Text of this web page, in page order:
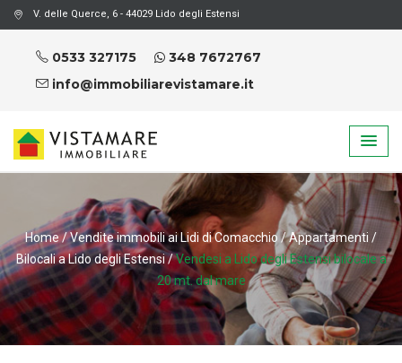
V. delle Querce, 6 - 44029 Lido degli Estensi
0533 327175
348 7672767
info@immobiliarevistamare.it
Home/Vendite immobili ai Lidi di Comacchio /Appartamenti /
Bilocali a Lido degli Estensi/Vendesi a Lido degli Estensi bilocale a
20 mt. dal mare